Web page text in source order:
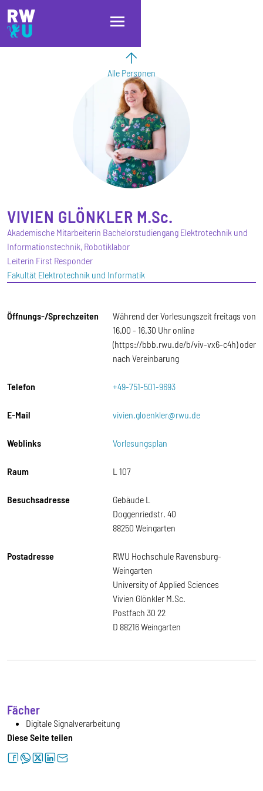
Direkt zum Inhalt
Direkt zur Hauptnavigation
Direkt zum Fußbereich
Alle Personen
VIVIEN GLÖNKLER M.Sc.
Akademische Mitarbeiterin Bachelorstudiengang Elektrotechnik und
Informationstechnik, Robotiklabor
Leiterin First Responder
Fakultät Elektrotechnik und Informatik
Öffnungs-/Sprechzeiten
Während der Vorlesungszeit freitags von
16.00 - 16.30 Uhr online
(https://bbb.rwu.de/b/viv-vx6-c4h) oder
nach Vereinbarung
Telefon +49-751-501-9693
E-Mail vivien.gloenkler@rwu.de
Weblinks Vorlesungsplan
Raum L 107
Besuchsadresse
Gebäude L
Doggenriedstr. 40
88250 Weingarten
Postadresse
RWU Hochschule Ravensburg-
Weingarten
University of Applied Sciences
Vivien Glönkler M.Sc.
Postfach 30 22
D 88216 Weingarten
Fächer
Digitale Signalverarbeitung
Diese Seite teilen
facebookwhatsapptwitterlinkedinletter